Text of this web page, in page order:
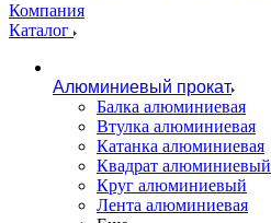
Компания
Каталог
Алюминиевый прокат
Балка алюминиевая
Втулка алюминиевая
Катанка алюминиевая
Квадрат алюминиевый
Круг алюминиевый
Лента алюминиевая